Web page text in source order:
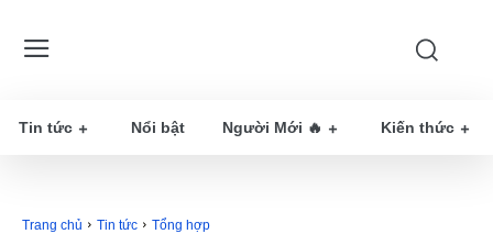
Tin tức Nổi bật Người Mới 🔥 Kiến thức
Trang chủ Tin tức Tổng hợp